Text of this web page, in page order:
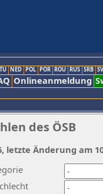
NED POL POR ROU RUS SRB
Onlineanmeldung
des ÖSB
letzte Änderung am